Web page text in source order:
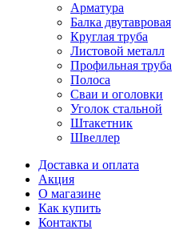
Арматура
Балка двутавровая
Круглая труба
Листовой металл
Профильная труба
Полоса
Сваи и оголовки
Уголок стальной
Штакетник
Швеллер
Доставка и оплата
Акция
О магазине
Как купить
Контакты